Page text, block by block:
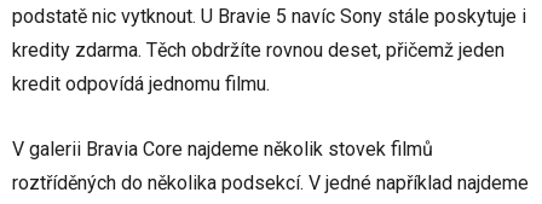
podstatě nic vytknout. U Bravie 5 navíc Sony stále poskytuje i
kredity zdarma. Těch obdržíte rovnou deset, přičemž jeden
kredit odpovídá jednomu filmu.
V galerii Bravia Core najdeme několik stovek filmů
roztříděných do několika podsekcí. V jedné například najdeme